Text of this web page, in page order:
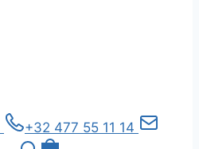
+32 477 55 11 14